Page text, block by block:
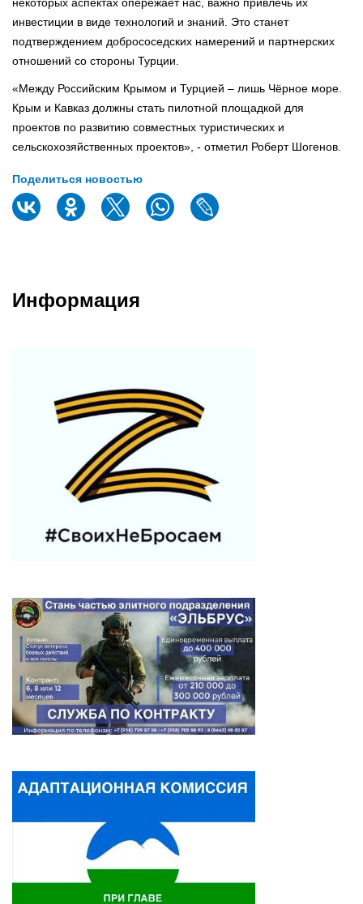
инвестиции в виде технологий и знаний. Это станет
подтверждением добрососедских намерений и партнерских
отношений со стороны Турции.
«Между Российским Крымом и Турцией – лишь Чёрное море.
Крым и Кавказ должны стать пилотной площадкой для
проектов по развитию совместных туристических и
сельскохозяйственных проектов», - отметил Роберт Шогенов.
Поделиться новостью
Информация